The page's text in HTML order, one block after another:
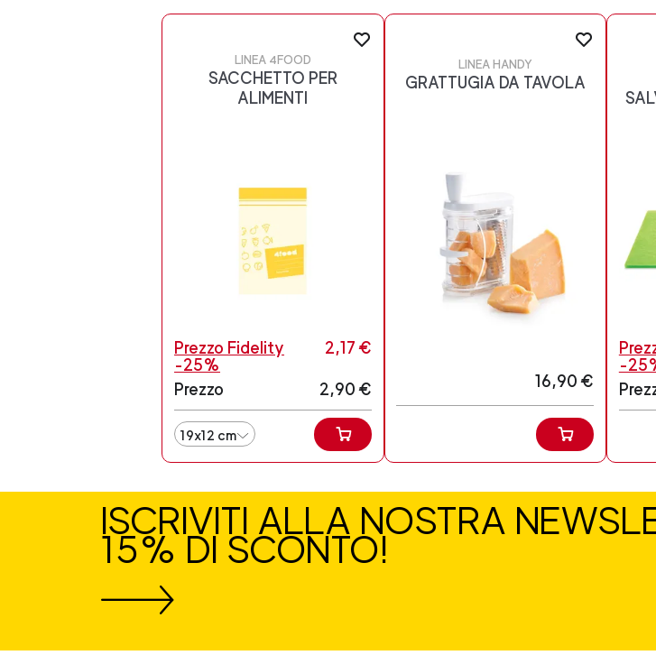
LINEA 4FOOD
SACCHETTO PER
ALIMENTI
Prezzo Fidelity
-25%
2,17 €
Prezzo 2,90 €
19x12 cm
LINEA HANDY
GRATTUGIA DA TAVOLA
16,90 €
-
ISCRIVITI ALLA NOSTRA
15% DI SCONTO!